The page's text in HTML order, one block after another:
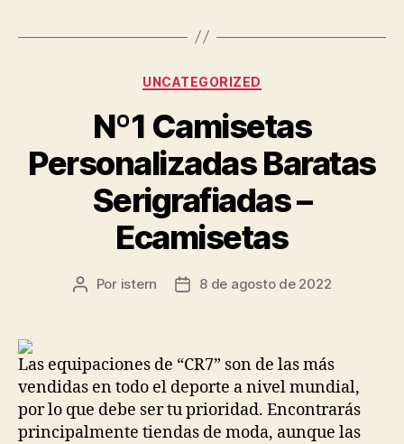
Categorías
UNCATEGORIZED
Nº1 Camisetas
Personalizadas Baratas
Serigrafiadas –
Ecamisetas
Autor
Por istern
Fecha8 de agosto de 2022
Las equipaciones de “CR7” son de las más
vendidas en todo el deporte a nivel mundial,
por lo que debe ser tu prioridad. Encontrarás
principalmente tiendas de moda, aunque las